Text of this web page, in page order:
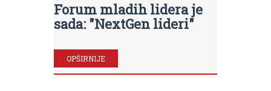
Forum mladih lidera je
sada: "NextGen lideri"
OPŠIRNIJE